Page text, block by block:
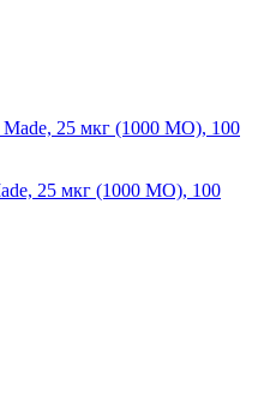
25 мкг (1000 МО), 100